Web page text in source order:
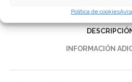
Política de cookies
INFORMACIÓN